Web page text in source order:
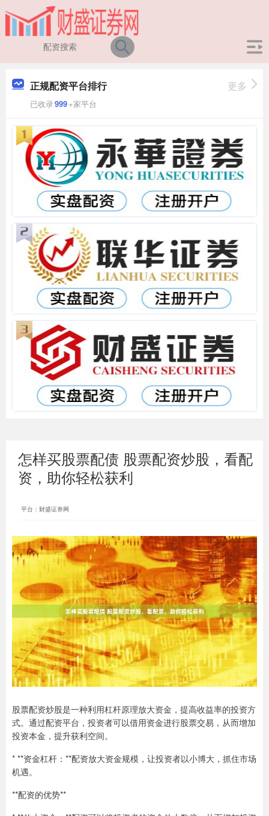
正规配资平台排行
已收录999+家平台
更多
怎样买股票配债 股票配资炒股，看配
资，助你轻松获利
平台：财盛证券网
股票配资炒股是一种利用杠杆原理放大资金，提高收益率的投资方
式。通过配资平台，投资者可以借用资金进行股票交易，从而增加
投资本金，提升获利空间。
* **资金杠杆：**配资放大资金规模，让投资者以小博大，抓住市场
机遇。
**配资的优势**